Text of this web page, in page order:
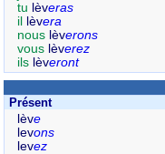
tu lèveras
il
lèvera
nous lèverons
vous lèverez
ils lèveront
Présent
lève
levons
levez